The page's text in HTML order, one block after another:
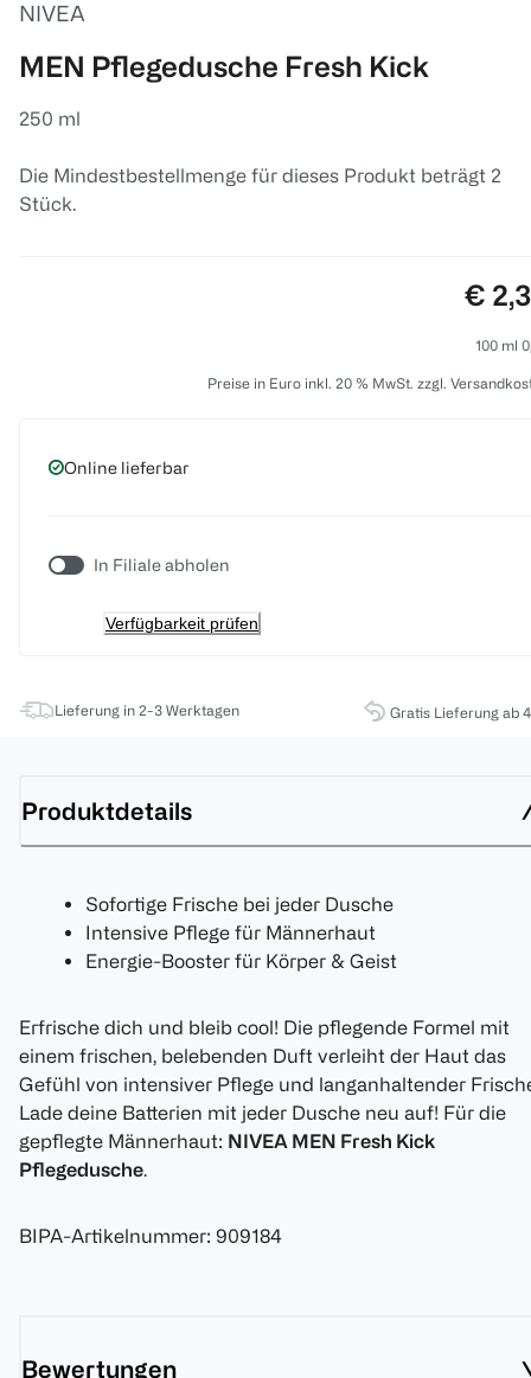
NIVEA
MEN Pflegedusche Fresh Kick
250 ml
Die Mindestbestellmenge für dieses Produkt beträgt 2
Stück.
€
100 ml
Preise in Euro inkl. 20 % MwSt. zzgl.
Online lieferbar
In Filiale abholen
Verfügbarkeit prüfen
Lieferung in 2-3 Werktagen Gratis Lieferung ab
Produktdetails
Sofortige Frische bei jeder Dusche
Intensive Pflege für Männerhaut
Energie-Booster für Körper & Geist
Erfrische dich und bleib cool! Die pflegende Formel mit
einem frischen, belebenden Duft verleiht der Haut das
Gefühl von intensiver Pflege und langanhaltender
Lade deine Batterien mit jeder Dusche neu auf! Für die
gepflegte Männerhaut: NIVEA MEN Fresh Kick
Pflegedusche.
BIPA-Artikelnummer: 909184
Bewertungen